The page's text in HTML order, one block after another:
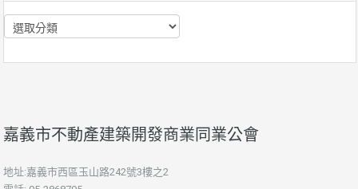
分
類
嘉義市不動產建築開發商業同業公會
地址:嘉義市西區玉山路242號3樓之2